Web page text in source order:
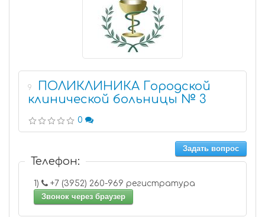
9
ПОЛИКЛИНИКА Городской
клинической больницы № 3
0
Задать вопрос
Телефон:
1)
+7 (3952) 260-969 регистратура
Звонок через браузер